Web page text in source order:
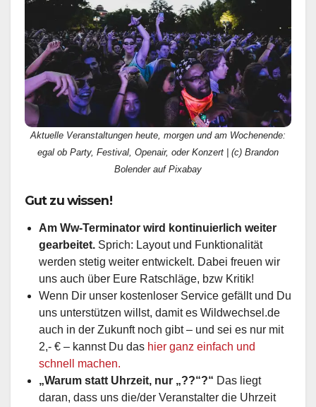
Aktuelle Veranstaltungen heute, morgen und am Wochenende:
egal ob Party, Festival, Openair, oder Konzert | (c) Brandon
Bolender auf Pixabay
Gut zu wissen!
Am Ww-Terminator wird kontinuierlich weiter
gearbeitet. Sprich: Layout und Funktionalität
werden stetig weiter entwickelt. Dabei freuen wir
uns auch über Eure Ratschläge, bzw Kritik!
Wenn Dir unser kostenloser Service gefällt und Du
uns unterstützen willst, damit es Wildwechsel.de
auch in der Zukunft noch gibt – und sei es nur mit
2,- € – kannst Du das hier ganz einfach und
schnell machen.
„Warum statt Uhrzeit, nur „??“?“ Das liegt
daran, dass uns die/der Veranstalter die Uhrzeit